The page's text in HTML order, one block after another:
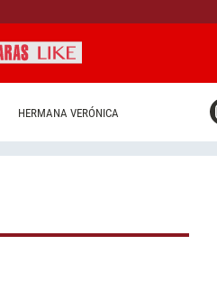
HERMANA VERÓNICA